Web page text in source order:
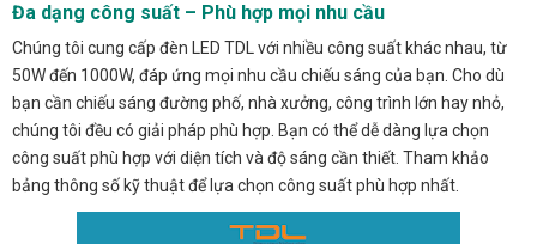
Đa dạng công suất – Phù hợp mọi nhu cầu
Chúng tôi cung cấp đèn LED TDL với nhiều công suất khác nhau, từ
50W đến 1000W, đáp ứng mọi nhu cầu chiếu sáng của bạn. Cho dù
bạn cần chiếu sáng đường phố, nhà xưởng, công trình lớn hay nhỏ,
chúng tôi đều có giải pháp phù hợp. Bạn có thể dễ dàng lựa chọn
công suất phù hợp với diện tích và độ sáng cần thiết. Tham khảo
bảng thông số kỹ thuật để lựa chọn công suất phù hợp nhất.